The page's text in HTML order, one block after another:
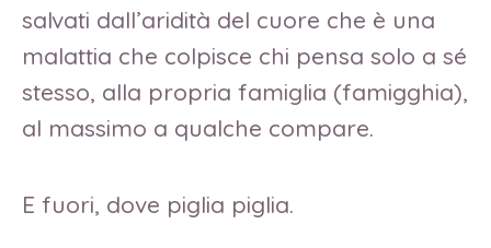
salvati dall’aridità del cuore che è una
malattia che colpisce chi pensa solo a sé
stesso, alla propria famiglia (famigghia),
al massimo a qualche compare.
E fuori, dove piglia piglia.